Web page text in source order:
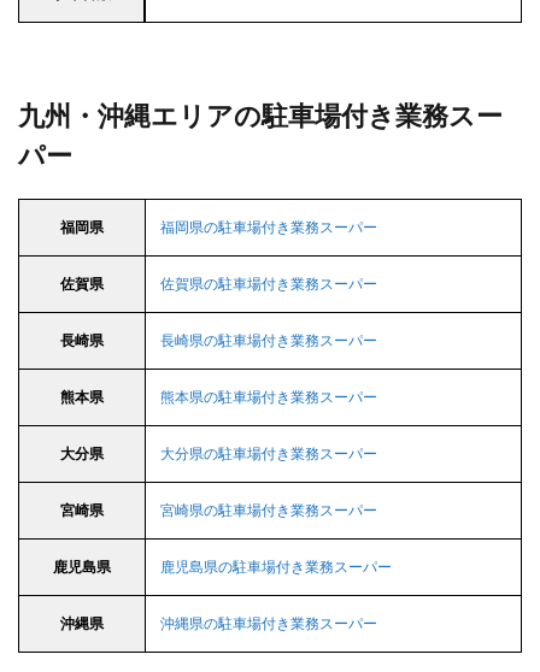
九州・沖縄エリアの駐車場付き業務スー
パー
福岡県 福岡県の駐車場付き業務スーパー
佐賀県 佐賀県の駐車場付き業務スーパー
長崎県 長崎県の駐車場付き業務スーパー
熊本県 熊本県の駐車場付き業務スーパー
大分県 大分県の駐車場付き業務スーパー
宮崎県 宮崎県の駐車場付き業務スーパー
鹿児島県 鹿児島県の駐車場付き業務スーパー
沖縄県 沖縄県の駐車場付き業務スーパー